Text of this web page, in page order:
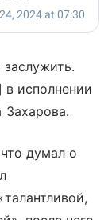
исполнении
думал о